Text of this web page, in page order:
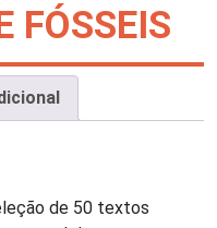
FÓSSEIS
de 50 textos